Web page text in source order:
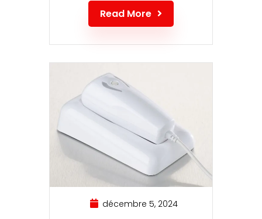
Read More
décembre 5, 2024